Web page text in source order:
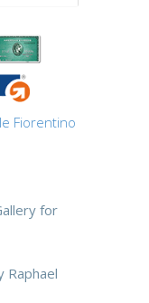
Fiorentino
for
Raphael